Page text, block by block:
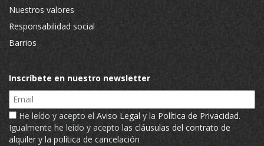
Nuestros valores
Responsabilidad social
Barrios
Inscríbete en nuestro newsletter
Email
He leído y acepto el Aviso Legal y la Política de Privacidad.
Igualmente he leído y acepto las cláusulas del contrato de
alquiler y la política de cancelación